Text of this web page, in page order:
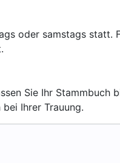
oder samstags statt.
Sie Ihr Stammbuch
Ihrer Trauung.